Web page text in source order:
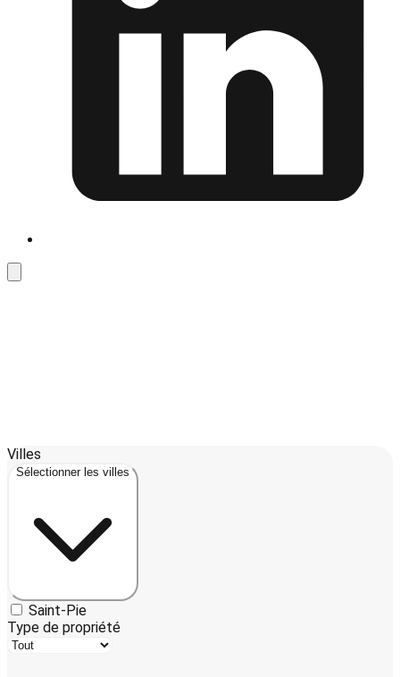
+
Villes
Sélectionner les villes
Saint-Pie
Type de propriété